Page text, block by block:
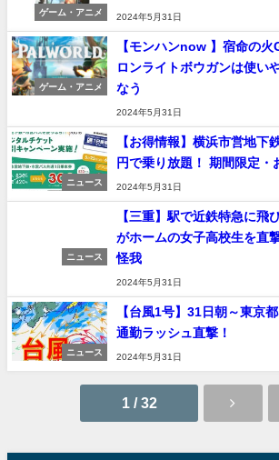
ゲーム・アニメ
2024年5月31日
ゲーム・アニメ
【モンハンnow 】宿命の
ロンライトボウガンは使い
なう
2024年5月31日
ニュース
【お得情報】横浜市営地下
円で乗り放題！ 期間限定・
2024年5月31日
ニュース
【三重】駅で近鉄特急に飛
がホームの女子高校生を直
怪我
2024年5月31日
ニュース
【台風1号】31日朝～東京
通勤ラッシュ直撃！
2024年5月31日
1 / 32